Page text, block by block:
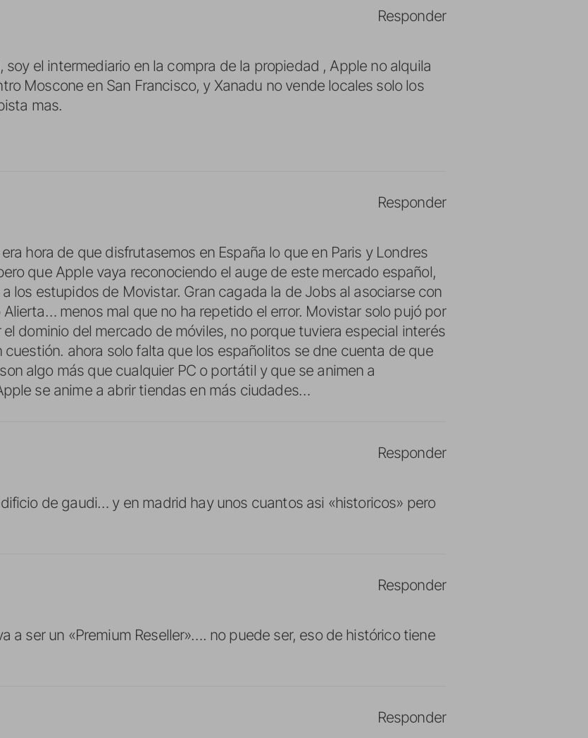
soy el intermediario en la compra de la propiedad , Apple no alquila
Moscone en San Francisco, y Xanadu no vende locales solo los
mas.
Responder
hora de que disfrutasemos en España lo que en Paris y Londres
que Apple vaya reconociendo el auge de este mercado español,
los estupidos de Movistar. Gran cagada la de Jobs al asociarse con
menos mal que no ha repetido el error. Movistar solo pujó por
dominio del mercado de móviles, no porque tuviera especial interés
cuestión. ahora solo falta que los españolitos se dne cuenta de que
algo más que cualquier PC o portátil y que se animen a
se anime a abrir tiendas en más ciudades…
Responder
de gaudi… y en madrid hay unos cuantos asi «historicos» pero
Responder
a ser un «Premium Reseller»…. no puede ser, eso de histórico tiene
Responder
Responder